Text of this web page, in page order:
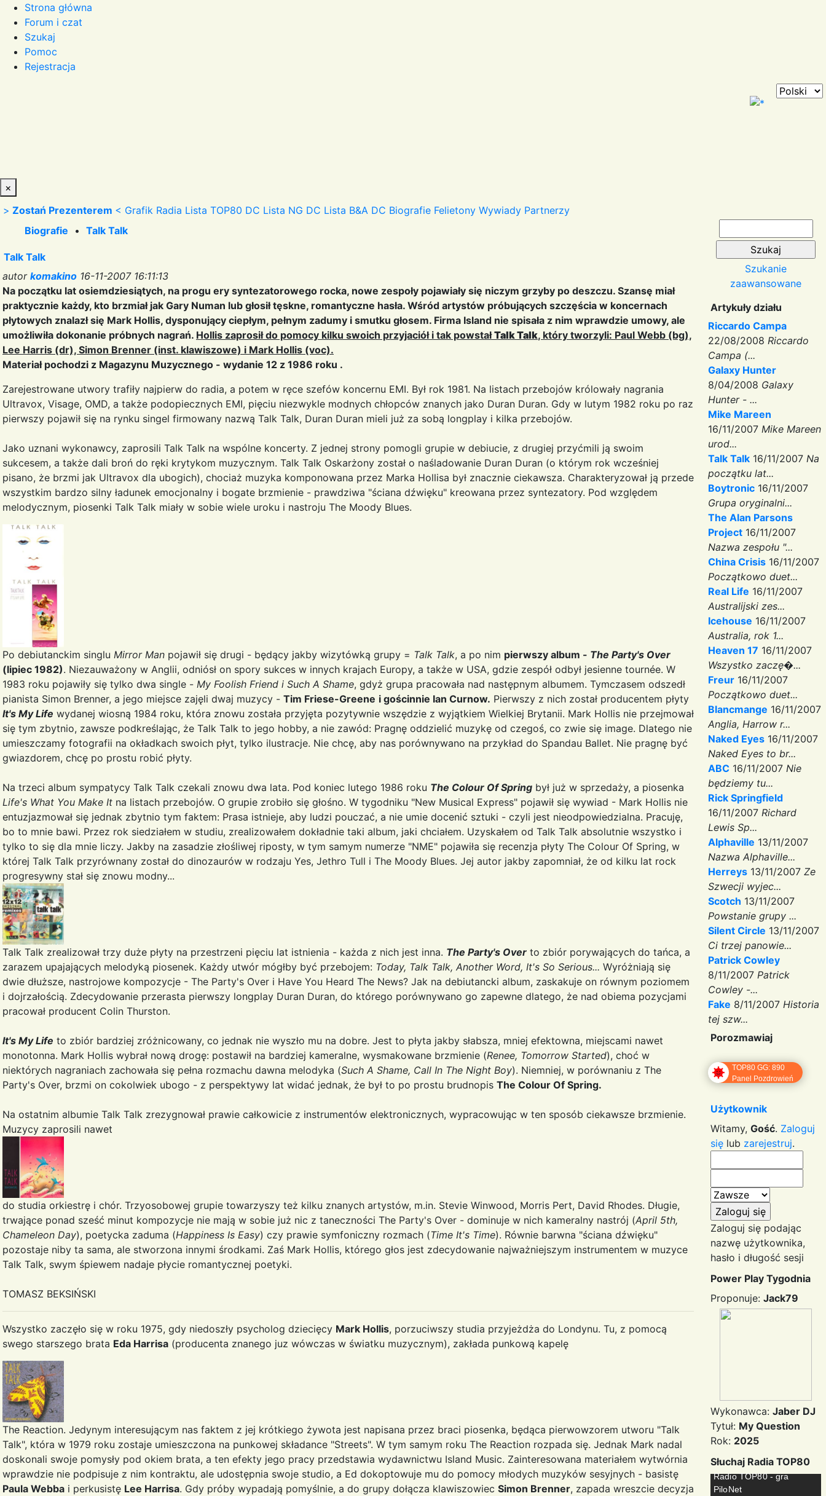
Strona główna
Forum i czat
Szukaj
Pomoc
Rejestracja
×
> Zostań Prezenterem < Grafik Radia Lista TOP80 DC Lista NG DC Lista B&A DC Biografie Felietony Wywiady Partnerzy
Biografie • Talk Talk
Talk Talk
autor komakino 16-11-2007 16:11:13
Na początku lat osiemdziesiątych, na progu ery syntezatorowego rocka, nowe zespoły pojawiały się niczym grzyby po deszczu. Szansę miał
praktycznie każdy, kto brzmiał jak Gary Numan lub głosił tęskne, romantyczne hasła. Wśród artystów próbujących szczęścia w koncernach
płytowych znalazł się Mark Hollis, dysponujący ciepłym, pełnym zadumy i smutku głosem. Firma Island nie spisała z nim wprawdzie umowy, ale
umożliwiła dokonanie próbnych nagrań. Hollis zaprosił do pomocy kilku swoich przyjaciół i tak powstałTalk Talk, który tworzyli: Paul Webb (bg),
Lee Harris (dr), Simon Brenner (inst. klawiszowe) i Mark Hollis (voc).
Materiał pochodzi z Magazynu Muzycznego - wydanie 12 z 1986 roku .
Zarejestrowane utwory trafiły najpierw do radia, a potem w ręce szefów koncernu EMI. Był rok 1981. Na listach przebojów królowały nagrania
Ultravox, Visage, OMD, a także podopiecznych EMI, pięciu niezwykle modnych chłopców znanych jako Duran Duran. Gdy w lutym 1982 roku po raz
pierwszy pojawił się na rynku singel firmowany nazwą Talk Talk, Duran Duran mieli już za sobą longplay i kilka przebojów.
Jako uznani wykonawcy, zaprosili Talk Talk na wspólne koncerty. Z jednej strony pomogli grupie w debiucie, z drugiej przyćmili ją swoim
sukcesem, a także dali broń do ręki krytykom muzycznym. Talk Talk Oskarżony został o naśladowanie Duran Duran (o którym rok wcześniej
pisano, że brzmi jak Ultravox dla ubogich), chociaż muzyka komponowana przez Marka Hollisa był znacznie ciekawsza. Charakteryzował ją przede
wszystkim bardzo silny ładunek emocjonalny i bogate brzmienie - prawdziwa "ściana dźwięku" kreowana przez syntezatory. Pod względem
melodycznym, piosenki Talk Talk miały w sobie wiele uroku i nastroju The Moody Blues.
Po debiutanckim singlu Mirror Man pojawił się drugi - będący jakby wizytówką grupy = Talk Talk, a po nim pierwszy album - The Party's Over
(lipiec 1982). Niezauważony w Anglii, odniósł on spory sukces w innych krajach Europy, a także w USA, gdzie zespół odbył jesienne tournée. W
1983 roku pojawiły się tylko dwa single - My Foolish Friend i Such A Shame, gdyż grupa pracowała nad następnym albumem. Tymczasem odszedł
pianista Simon Brenner, a jego miejsce zajęli dwaj muzycy - Tim Friese-Greene i gościnnie Ian Curnow. Pierwszy z nich został producentem płyty
It's My Life wydanej wiosną 1984 roku, która znowu została przyjęta pozytywnie wszędzie z wyjątkiem Wielkiej Brytanii. Mark Hollis nie przejmował
się tym zbytnio, zawsze podkreślając, że Talk Talk to jego hobby, a nie zawód: Pragnę oddzielić muzykę od czegoś, co zwie się image. Dlatego nie
umieszczamy fotografii na okładkach swoich płyt, tylko ilustracje. Nie chcę, aby nas porównywano na przykład do Spandau Ballet. Nie pragnę być
gwiazdorem, chcę po prostu robić płyty.
Na trzeci album sympatycy Talk Talk czekali znowu dwa lata. Pod koniec lutego 1986 roku The Colour Of Spring był już w sprzedaży, a piosenka
Life's What You Make It na listach przebojów. O grupie zrobiło się głośno. W tygodniku "New Musical Express" pojawił się wywiad - Mark Hollis nie
entuzjazmował się jednak zbytnio tym faktem: Prasa istnieje, aby ludzi pouczać, a nie umie docenić sztuki - czyli jest nieodpowiedzialna. Pracuję,
bo to mnie bawi. Przez rok siedziałem w studiu, zrealizowałem dokładnie taki album, jaki chciałem. Uzyskałem od Talk Talk absolutnie wszystko i
tylko to się dla mnie liczy. Jakby na zasadzie złośliwej riposty, w tym samym numerze "NME" pojawiła się recenzja płyty The Colour Of Spring, w
której Talk Talk przyrównany został do dinozaurów w rodzaju Yes, Jethro Tull i The Moody Blues. Jej autor jakby zapomniał, że od kilku lat rock
progresywny stał się znowu modny...
Talk Talk zrealizował trzy duże płyty na przestrzeni pięciu lat istnienia - każda z nich jest inna. The Party's Over to zbiór porywających do tańca, a
zarazem upajających melodyką piosenek. Każdy utwór mógłby być przebojem: Today, Talk Talk, Another Word, It's So Serious... Wyróżniają się
dwie dłuższe, nastrojowe kompozycje - The Party's Over i Have You Heard The News? Jak na debiutancki album, zaskakuje on równym poziomem
i dojrzałością. Zdecydowanie przerasta pierwszy longplay Duran Duran, do którego porównywano go zapewne dlatego, że nad obiema pozycjami
pracował producent Colin Thurston.
It's My Life to zbiór bardziej zróżnicowany, co jednak nie wyszło mu na dobre. Jest to płyta jakby słabsza, mniej efektowna, miejscami nawet
monotonna. Mark Hollis wybrał nową drogę: postawił na bardziej kameralne, wysmakowane brzmienie (Renee, Tomorrow Started), choć w
niektórych nagraniach zachowała się pełna rozmachu dawna melodyka (Such A Shame, Call In The Night Boy). Niemniej, w porównaniu z The
Party's Over, brzmi on cokolwiek ubogo - z perspektywy lat widać jednak, że był to po prostu brudnopis The Colour Of Spring.
Na ostatnim albumie Talk Talk zrezygnował prawie całkowicie z instrumentów elektronicznych, wypracowując w ten sposób ciekawsze brzmienie.
Muzycy zaprosili nawet
do studia orkiestrę i chór. Trzyosobowej grupie towarzyszy też kilku znanych artystów, m.in. Stevie Winwood, Morris Pert, David Rhodes. Długie,
trwające ponad sześć minut kompozycje nie mają w sobie już nic z taneczności The Party's Over - dominuje w nich kameralny nastrój (April 5th,
Chameleon Day), poetycka zaduma (Happiness Is Easy) czy prawie symfoniczny rozmach (Time It's Time). Równie barwna "ściana dźwięku"
pozostaje niby ta sama, ale stworzona innymi środkami. Zaś Mark Hollis, którego głos jest zdecydowanie najważniejszym instrumentem w muzyce
Talk Talk, swym śpiewem nadaje płycie romantycznej poetyki.
TOMASZ BEKSIŃSKI
Wszystko zaczęło się w roku 1975, gdy niedoszły psycholog dziecięcy Mark Hollis, porzuciwszy studia przyjeżdża do Londynu. Tu, z pomocą
swego starszego brata Eda Harrisa (producenta znanego juz wówczas w światku muzycznym), zakłada punkową kapelę
The Reaction. Jedynym interesującym nas faktem z jej krótkiego żywota jest napisana przez braci piosenka, będąca pierwowzorem utworu "Talk
Talk", która w 1979 roku zostaje umieszczona na punkowej składance "Streets". W tym samym roku The Reaction rozpada się. Jednak Mark nadal
doskonali swoje pomysły pod okiem brata, a ten efekty jego pracy przedstawia wydawnictwu Island Music. Zainteresowana materiałem wytwórnia
wprawdzie nie podpisuje z nim kontraktu, ale udostępnia swoje studio, a Ed dokoptowuje mu do pomocy młodych muzyków sesyjnych - basistę
Paula Webba i perkusistę Lee Harrisa. Gdy próby wypadają pomyślnie, a do grupy dołącza klawiszowiec Simon Brenner, zapada wreszcie decyzja
Szukanie
zaawansowane
Artykuły działu
Riccardo Campa
22/08/2008 Riccardo
Campa (...
Galaxy Hunter
8/04/2008 Galaxy
Hunter - ...
Mike Mareen
16/11/2007 Mike Mareen
urod...
Talk Talk 16/11/2007 Na
początku lat...
Boytronic 16/11/2007
Grupa oryginalni...
The Alan Parsons
Project 16/11/2007
Nazwa zespołu "...
China Crisis 16/11/2007
Początkowo duet...
Real Life 16/11/2007
Australijski zes...
Icehouse 16/11/2007
Australia, rok 1...
Heaven 17 16/11/2007
Wszystko zaczę�...
Freur 16/11/2007
Początkowo duet...
Blancmange 16/11/2007
Anglia, Harrow r...
Naked Eyes 16/11/2007
Naked Eyes to br...
ABC 16/11/2007 Nie
będziemy tu...
Rick Springfield
16/11/2007 Richard
Lewis Sp...
Alphaville 13/11/2007
Nazwa Alphaville...
Herreys 13/11/2007 Ze
Szwecji wyjec...
Scotch 13/11/2007
Powstanie grupy ...
Silent Circle 13/11/2007
Ci trzej panowie...
Patrick Cowley
8/11/2007 Patrick
Cowley -...
Fake 8/11/2007 Historia
tej szw...
Porozmawiaj
TOP80 GG: 890
Panel Pozdrowień
Użytkownik
Witamy, Gość. Zaloguj
się lub zarejestruj.
Zaloguj się podając
nazwę użytkownika,
hasło i długość sesji
Power Play Tygodnia
Proponuje: Jack79
Wykonawca: Jaber DJ
Tytuł: My Question
Rok: 2025
Słuchaj Radia TOP80
Radio TOP80 - gra
PiloNet